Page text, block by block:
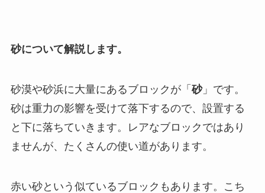
砂について解説します。
砂漠や砂浜に大量にあるブロックが「砂」です。
砂は重力の影響を受けて落下するので、設置する
と下に落ちていきます。レアなブロックではあり
ませんが、たくさんの使い道があります。
赤い砂という似ているブロックもあります。こち